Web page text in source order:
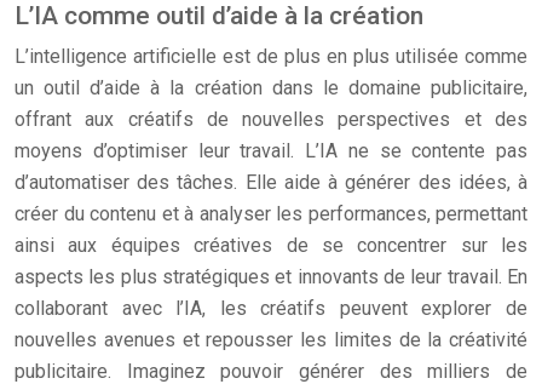
L’IA comme outil d’aide à la création
L’intelligence artificielle est de plus en plus utilisée comme
un outil d’aide à la création dans le domaine publicitaire,
offrant aux créatifs de nouvelles perspectives et des
moyens d’optimiser leur travail. L’IA ne se contente pas
d’automatiser des tâches. Elle aide à générer des idées, à
créer du contenu et à analyser les performances, permettant
ainsi aux équipes créatives de se concentrer sur les
aspects les plus stratégiques et innovants de leur travail. En
collaborant avec l’IA, les créatifs peuvent explorer de
nouvelles avenues et repousser les limites de la créativité
publicitaire. Imaginez pouvoir générer des milliers de